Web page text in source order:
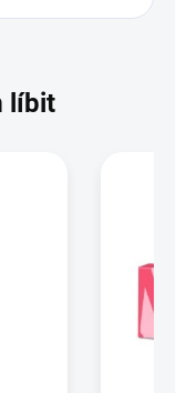
líbit